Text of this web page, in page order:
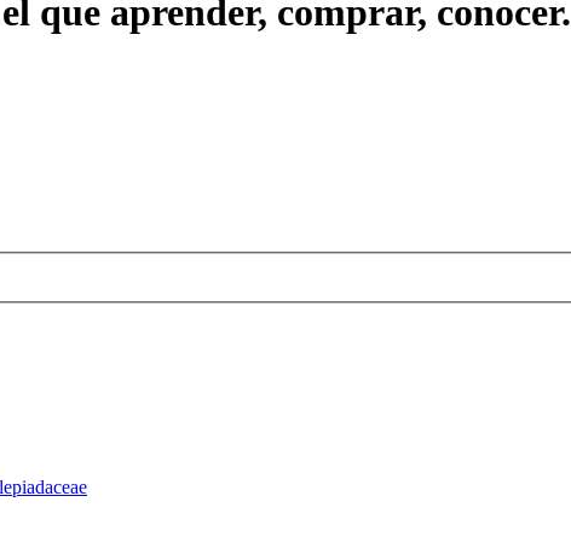
que aprender, comprar, conocer.